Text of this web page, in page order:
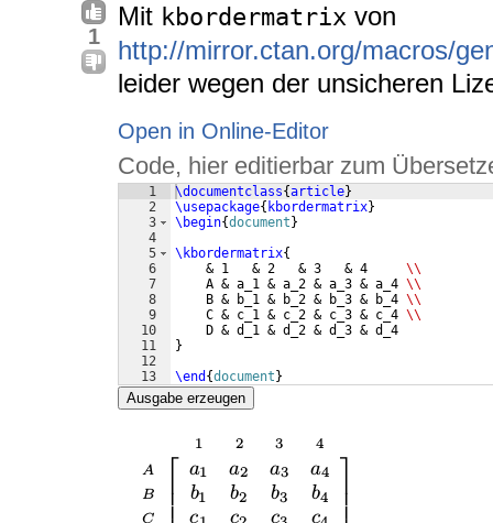
1
Mit kbordermatrix von
http://mirror.ctan.org/macros/
leider wegen der unsicheren
Open in Online-Editor
Code, hier editierbar zum
1
2
3
4
5
6
7
8
9
10
11
12
13
\documentclass{article}
\usepackage{ kbordermatrix}
\begin{document }
\kbordermatrix{
    & 1   & 2   & 3   & 4
\\
    A & a_1 & a_2 & a_3 & a_4
\\
    B & b_1 & b_2 & b_3 & b_4
\\
    C & c_1 & c_2 & c_3 & c_4
\\
    D & d_1 & d_2 & d_3 & d_4
}
\end {document }
Ausgabe erzeugen